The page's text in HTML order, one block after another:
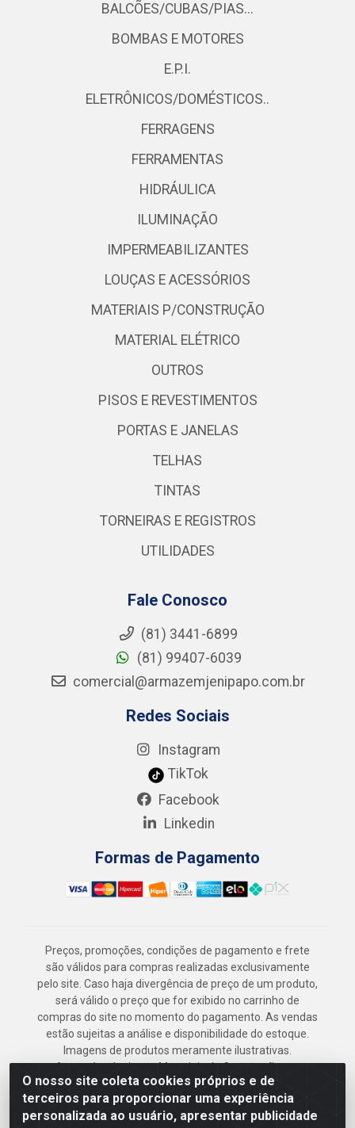
O nosso site coleta cookies próprios e de
terceiros para proporcionar uma experiência
personalizada ao usuário, apresentar publicidade
BALCÕES/CUBAS/PIAS...
BOMBAS E MOTORES
E.P.I.
ELETRÔNICOS/DOMÉSTICOS..
FERRAGENS
FERRAMENTAS
HIDRÁULICA
ILUMINAÇÃO
IMPERMEABILIZANTES
LOUÇAS E ACESSÓRIOS
MATERIAIS P/CONSTRUÇÃO
MATERIAL ELÉTRICO
OUTROS
PISOS E REVESTIMENTOS
PORTAS E JANELAS
TELHAS
TINTAS
TORNEIRAS E REGISTROS
UTILIDADES
Fale Conosco
(81) 3441-6899
(81) 99407-6039
comercial@armazemjenipapo.com.br
Redes Sociais
Instagram
TikTok
Facebook
Linkedin
Formas de Pagamento
Preços, promoções, condições de pagamento e frete
são válidos para compras realizadas exclusivamente
pelo site. Caso haja divergência de preço de um produto,
será válido o preço que for exibido no carrinho de
compras do site no momento do pagamento. As vendas
estão sujeitas a análise e disponibilidade do estoque.
Imagens de produtos meramente ilustrativas.
Armazém Jenipapo Materiais de Construção em
Geral LTDA - Rua das Flores, 2691 - Guabiraba,
Recife/PE - CEP 52.291-630 - CNPJ
41.097.379/0001-